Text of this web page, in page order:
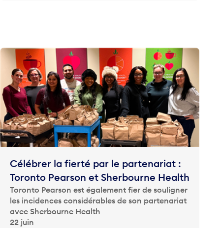
Célébrer la fierté par le partenariat :
Toronto Pearson et Sherbourne Health
Toronto Pearson est également fier de souligner
les incidences considérables de son partenariat
avec Sherbourne Health
22 juin